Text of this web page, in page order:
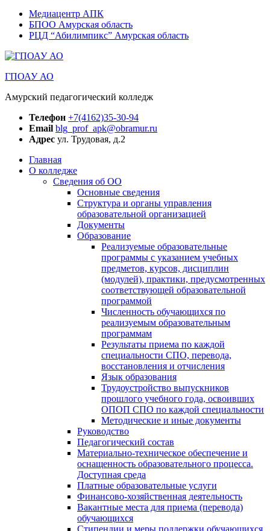
Медиацентр АПК
БПОО Амурская область
РЦД “Абилимпикс” Амурская область
ГПОАУ АО
Амурский педагогический колледж
Телефон +7(4162)35-30-94
Email blg_prof_apk@obramur.ru
Адрес ул. Трудовая, д.2
Главная
О колледже
Сведения об ОО
Основные сведения
Структура и органы управления
образовательной организацией
Документы
Образование
Реализуемые образовательные
программы с указанием учебных
предметов, курсов, дисциплин
(модулей), практики, предусмотренных
соответствующей образовательной
программой
Численность обучающихся по
реализуемым образовательным
программам
Результаты приема по каждой
специальности СПО, перевода,
восстановления и отчисления
Язык образования
Трудоустройство выпускников
прошлого учебного года, освоивших
ОПОП СПО по каждой специальности
Методические и иные документы
Руководство
Педагогический состав
Материально-техническое обеспечение и
оснащенность образовательного процесса.
Доступная среда
Платные образовательные услуги
Финансово-хозяйственная деятельность
Вакантные места для приема (перевода)
обучающихся
Стипендии и меры поддержки обучающихся